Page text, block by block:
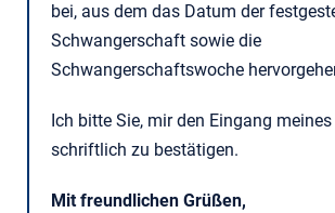
bei, aus dem das Datum der
Schwangerschaft sowie die
Schwangerschaftswoche
Ich bitte Sie, mir den Eingang
schriftlich zu bestätigen.
Mit freundlichen Grüßen,